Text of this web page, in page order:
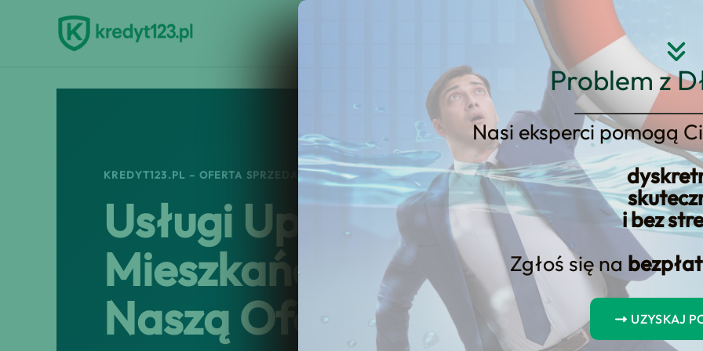
Problem z
Nasi eksperci pomogą
i bez
Zgłoś się na
UZYSKAJ
Strona główna O nas
KREDYT123.PL – OFERTA SPRZEDAŻOWA
Usługi Upadłości
Mieszkańców Zdzieszowice –
Naszą Ofertę!